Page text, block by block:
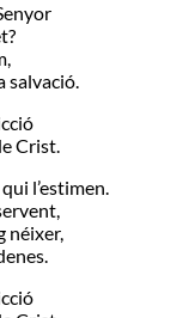
salvació.
Crist.
l’estimen.
néixer,